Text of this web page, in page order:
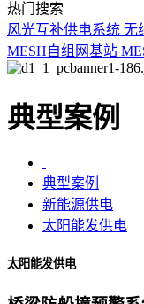
热门搜索
风光互补供电系统 无
MESH自组网基站
典型案例
典型案例
新能源供电
太阳能发供电
太阳能发供电